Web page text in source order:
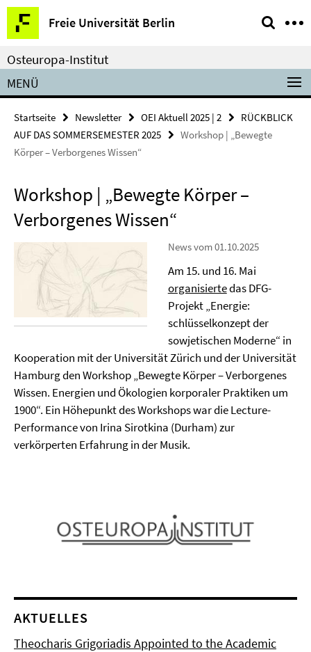
Springe
direkt
zu
Inhalt
Freie Universität Berlin
Service-
Navigation
Osteuropa-Institut
MENÜ
Startseite Newsletter OEI Aktuell 2025 | 2
RÜCKBLICK
AUF DAS SOMMERSEMESTER 2025
Workshop | „Bewegte
Körper – Verborgenes Wissen“
Workshop | „Bewegte Körper –
Verborgenes Wissen“
News vom 01.10.2025
Am 15. und 16. Mai
organisiertedas DFG-
Projekt „Energie:
schlüsselkonzept der
sowjetischen Moderne“ in
Kooperation mit der Universität Zürich und der Universität
Hamburg den Workshop „Bewegte Körper – Verborgenes
Wissen. Energien und Ökologien korporaler Praktiken um
1900“. Ein Höhepunkt des Workshops war die Lecture-
Performance von Irina Sirotkina (Durham) zur
verkörperten Erfahrung in der Musik.
AKTUELLES
Theocharis Grigoriadis Appointed to the Academic